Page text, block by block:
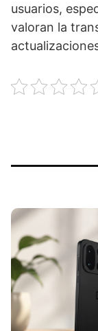
usuarios,
valoran la